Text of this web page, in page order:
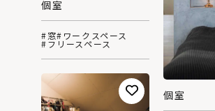
個室
#窓#ワークスペース
#フリースペース
個室